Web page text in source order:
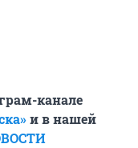
канале
и в нашей